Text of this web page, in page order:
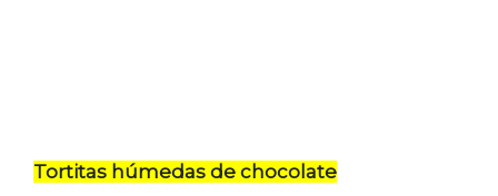
Tortitas húmedas de chocolate